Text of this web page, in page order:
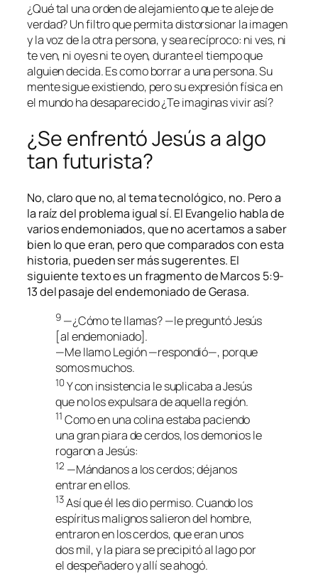
¿Qué tal una orden de alejamiento que te aleje de
verdad? Un filtro que permita distorsionar la imagen
y la voz de la otra persona, y sea recíproco: ni ves, ni
te ven, ni oyes ni te oyen, durante el tiempo que
alguien decida. Es como borrar a una persona. Su
mente sigue existiendo, pero su expresión física en
el mundo ha desaparecido ¿Te imaginas vivir así?
¿Se enfrentó Jesús a algo
tan futurista?
No, claro que no, al tema tecnológico, no. Pero a
la raíz del problema igual sí. El Evangelio habla de
varios endemoniados, que no acertamos a saber
bien lo que eran, pero que comparados con esta
historia, pueden ser más sugerentes. El
siguiente texto es un fragmento de Marcos 5:9-
13 del pasaje del endemoniado de Gerasa.
9 —¿Cómo te llamas? —le preguntó Jesús
[al endemoniado].
—Me llamo Legión —respondió—, porque
somos muchos.
10 Y con insistencia le suplicaba a Jesús
que no los expulsara de aquella región.
11 Como en una colina estaba paciendo
una gran piara de cerdos, los demonios le
rogaron a Jesús:
12 —Mándanos a los cerdos; déjanos
entrar en ellos.
13Así que él les dio permiso. Cuando los
espíritus malignos salieron del hombre,
entraron en los cerdos, que eran unos
dos mil, y la piara se precipitó al lago por
el despeñadero y allí se ahogó.